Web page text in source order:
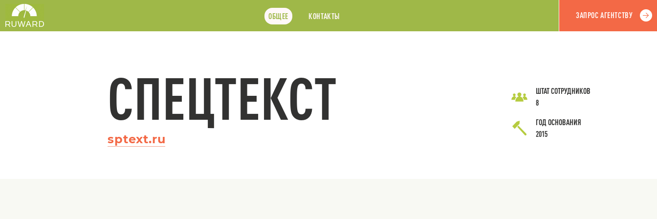
ОБЩЕЕ КОНТАКТЫ ЗАПРОС АГЕНТСТВУ
СПЕЦТЕКСТ
sptext.ru
ШТАТ СОТРУДНИКОВ
8
ГОД ОСНОВАНИЯ
2015